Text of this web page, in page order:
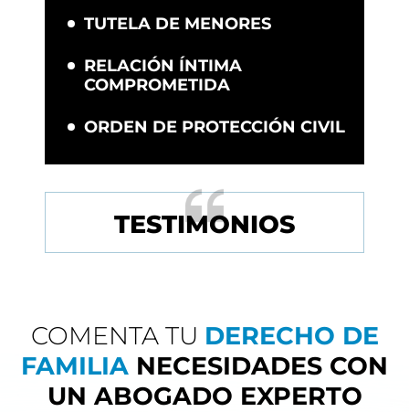
TUTELA DE MENORES
RELACIÓN ÍNTIMA
COMPROMETIDA
ORDEN DE PROTECCIÓN CIVIL
TESTIMONIOS
COMENTA TU DERECHO DE
FAMILIA NECESIDADES CON
UN ABOGADO EXPERTO